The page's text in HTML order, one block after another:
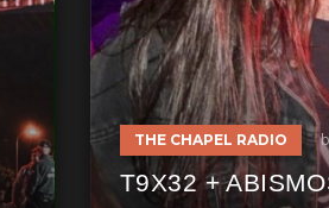
THE CHAPEL RADIO
T9X32 +